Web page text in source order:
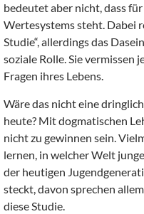
bedeutet aber nicht, dass
Wertesystems steht. Dabei
Studie“, allerdings das
soziale Rolle. Sie
Fragen ihres Lebens.
Wäre das nicht eine
heute? Mit dogmatischen
nicht zu gewinnen sein.
lernen, in welcher Welt
der heutigen
steckt, davon sprechen
diese Studie.